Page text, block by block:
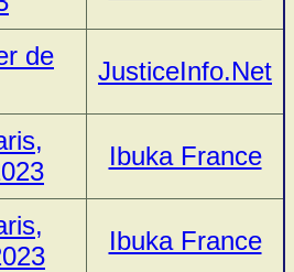
de
JusticeInfo.Net
Ibuka France
Ibuka France